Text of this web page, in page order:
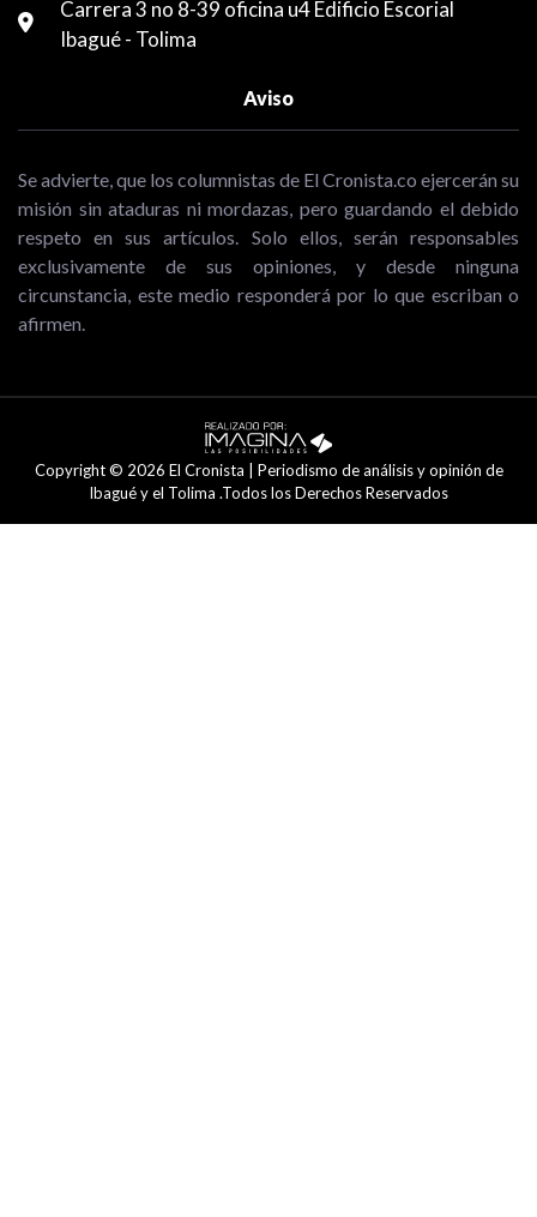
Carrera 3 no 8-39 oficina u4 Edificio Escorial
Ibagué - Tolima
Aviso
Se advierte, que los columnistas de El Cronista.co ejercerán su
misión sin ataduras ni mordazas, pero guardando el debido
respeto en sus artículos. Solo ellos, serán responsables
exclusivamente de sus opiniones, y desde ninguna
circunstancia, este medio responderá por lo que escriban o
afirmen.
Copyright © 2026 El Cronista | Periodismo de análisis y opinión de
Ibagué y el Tolima .Todos los Derechos Reservados